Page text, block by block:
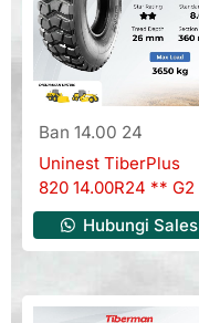
Ban 14.00 24
Uninest TiberPlus
820 14.00R24 ** G2
Hubungi Sales